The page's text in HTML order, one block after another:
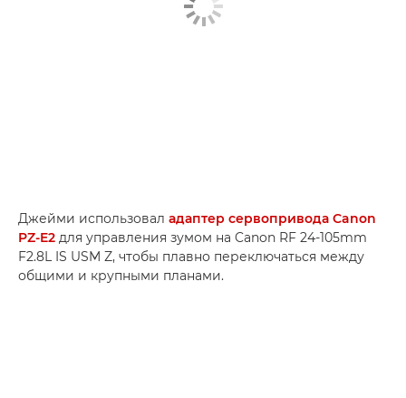
Джейми использовал адаптер сервопривода Canon
PZ-E2 для управления зумом на Canon RF 24-105mm
F2.8L IS USM Z, чтобы плавно переключаться между
общими и крупными планами.